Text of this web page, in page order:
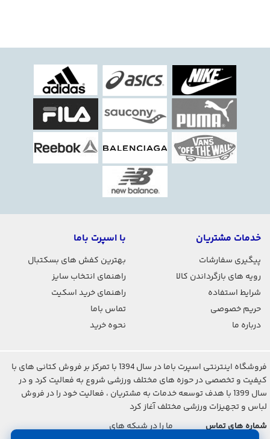
خدمات مشتریان
پیگیری سفارشات
رویه های بازگرداندن کالا
شرایط استفاده
حریم خصوصی
درباره ما
با اسپرت باما
بهترین کفش های بسکتبال
راهنمای انتخاب سایز
راهنمای خرید اسکیت
تماس باما
نحوه خرید
فروشگاه اینترنتی اسپرت باما در سال 1394 با تمرکز بر فروش کتانی های با
کیفیت و تخصصی در حوزه های مختلف ورزشی شروع به فعالیت کرد و در
سال 1399 با هدف توسعه خدمات به مشتریان ، فعالیت خود را در فروش
لباس و تجهیزات ورزشی مختلف آغاز کرد
شماره های تماس
ما را در شبکه های